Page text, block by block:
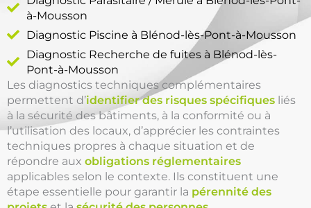
à-Mousson
Diagnostic Piscine à Blénod-lès-Pont-à-Mousson
Diagnostic Recherche de fuites à Blénod-lès-
Pont-à-Mousson
Les diagnostics techniques complémentaires
permettent d’identifier des risques spécifiques liés
à la sécurité des bâtiments, à la conformité ou à
l’utilisation des locaux, d’apprécier les contraintes
techniques propres à chaque situation et de
répondre aux obligations réglementaires
applicables selon le contexte. Ils constituent une
étape essentielle pour garantir la pérennité des